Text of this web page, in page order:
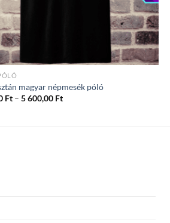
magyar népmesék póló
Ft – 5 600,00 FtÁrtartomány: